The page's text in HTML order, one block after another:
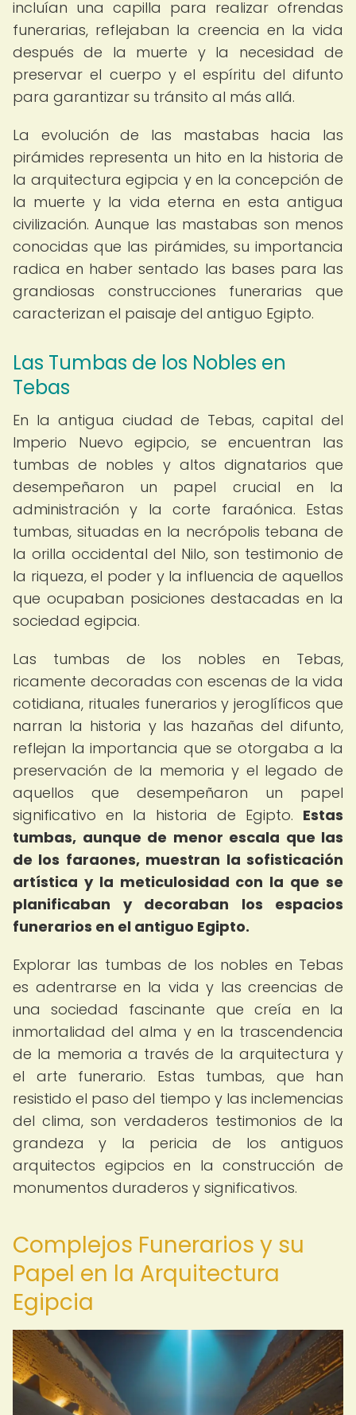
incluían una capilla para realizar ofrendas
funerarias, reflejaban la creencia en la vida
después de la muerte y la necesidad de
preservar el cuerpo y el espíritu del difunto
para garantizar su tránsito al más allá.
La evolución de las mastabas hacia las
pirámides representa un hito en la historia de
la arquitectura egipcia y en la concepción de
la muerte y la vida eterna en esta antigua
civilización. Aunque las mastabas son menos
conocidas que las pirámides, su importancia
radica en haber sentado las bases para las
grandiosas construcciones funerarias que
caracterizan el paisaje del antiguo Egipto.
Las Tumbas de los Nobles en
Tebas
En la antigua ciudad de Tebas, capital del
Imperio Nuevo egipcio, se encuentran las
tumbas de nobles y altos dignatarios que
desempeñaron un papel crucial en la
administración y la corte faraónica. Estas
tumbas, situadas en la necrópolis tebana de
la orilla occidental del Nilo, son testimonio de
la riqueza, el poder y la influencia de aquellos
que ocupaban posiciones destacadas en la
sociedad egipcia.
Las tumbas de los nobles en Tebas,
ricamente decoradas con escenas de la vida
cotidiana, rituales funerarios y jeroglíficos que
narran la historia y las hazañas del difunto,
reflejan la importancia que se otorgaba a la
preservación de la memoria y el legado de
aquellos que desempeñaron un papel
significativo en la historia de Egipto. Estas
tumbas, aunque de menor escala que las
de los faraones, muestran la sofisticación
artística y la meticulosidad con la que se
planificaban y decoraban los espacios
funerarios en el antiguo Egipto.
Explorar las tumbas de los nobles en Tebas
es adentrarse en la vida y las creencias de
una sociedad fascinante que creía en la
inmortalidad del alma y en la trascendencia
de la memoria a través de la arquitectura y
el arte funerario. Estas tumbas, que han
resistido el paso del tiempo y las inclemencias
del clima, son verdaderos testimonios de la
grandeza y la pericia de los antiguos
arquitectos egipcios en la construcción de
monumentos duraderos y significativos.
Complejos Funerarios y su
Papel en la Arquitectura
Egipcia